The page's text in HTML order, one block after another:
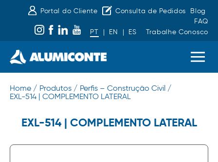
Portal do Cliente Consulta de Pedidos
Blog
FAQ
PT
| EN | ES Trabalhe Conosco
Home / Produtos / Perfis – Construção Civil /
EXL-514 | COMPLEMENTO LATERAL
EXL-514 | COMPLEMENTO LATERAL